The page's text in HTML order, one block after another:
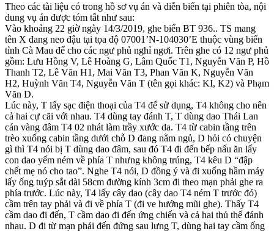
Theo các tài liệu có trong hồ sơ vụ án và diễn biến tại phiên tòa, nội
dung vụ án được tóm tắt như sau:
Vào khoảng 22 giờ ngày 14/3/2019, ghe biển BT 936.. TS mang
tên X đang neo đậu tại tọa độ 07001’N-104030’E thuộc vùng biển
tỉnh Cà Mau để cho các ngư phủ nghỉ ngơi. Trên ghe có 12 ngư phủ
gồm: Lưu Hồng V, Lê Hoàng G, Lâm Quốc T1, Nguyễn Văn P, Hồ
Thanh T2, Lê Văn H1, Mai Văn T3, Phan Văn K, Nguyễn Văn
H2, Huỳnh Văn T4, Nguyễn Văn T (tên gọi khác: KI, K2) và Phạm
Văn D.
Lúc này, T lấy sạc điện thoại của T4 để sử dụng, T4 không cho nên
cả hai cự cãi với nhau. T4 dùng tay đánh T, T dùng dao Thái Lan
cán vàng đâm T4 02 nhát làm trầy xước da. T4 từ cabin tầng trên
trèo xuống cabin tầng dưới chỗ D đang nằm ngủ, D hỏi có chuyện
gì thì T4 nói bị T dùng dao đâm, sau đó T4 đi đến bếp nấu ăn lấy
con dao yếm ném về phía T nhưng không trúng, T4 kêu D “đập
chết mẹ nó cho tao”. Nghe T4 nói, D đồng ý và đi xuống hầm máy
lấy ống tuýp sắt dài 58cm đường kính 3cm đi theo mạn phải ghe ra
phía trước. Lúc này, T4 lấy cây dao (cây dao T4 ném T trước đó)
cầm trên tay phải và đi về phía T (đi ve hướng mũi ghe). Thấy T4
cầm dao đi đến, T cầm dao đi đến ứng chiến và cả hai thủ thế đánh
nhau. D đi từ mạn phải đến đứng sau lưng T, dùng hai tay cầm ống